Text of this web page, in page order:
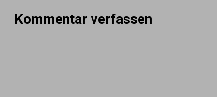
Kommentar verfassen